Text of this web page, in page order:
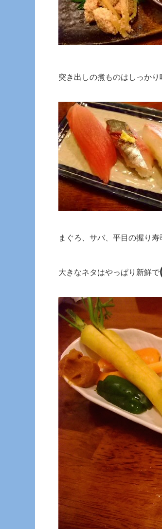
突き出しの煮ものはしっか
まぐろ、サバ、平目の握り寿
大きなネタはやっぱり新鮮で